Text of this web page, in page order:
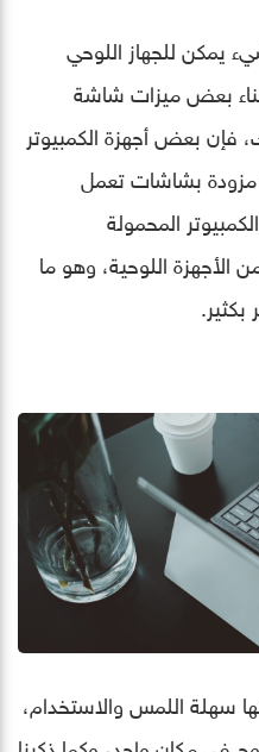
يمكن للجهاز اللوحي
بعض ميزات شاشة
فإن بعض أجهزة الكمبيوتر
المحمولة من شركة Dell و HP مزودة بشاشات تعمل
المحمولة
الأجهزة اللوحية، وهو ما
سهلة اللمس والاستخدام،